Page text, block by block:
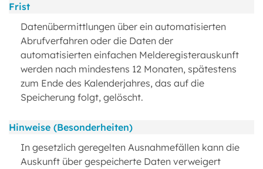
Frist
Datenübermittlungen über ein automatisierten
Abrufverfahren oder die Daten der
automatisierten einfachen Melderegisterauskunft
werden nach mindestens 12 Monaten, spätestens
zum Ende des Kalenderjahres, das auf die
Speicherung folgt, gelöscht.
Hinweise (Besonderheiten)
In gesetzlich geregelten Ausnahmefällen kann die
Auskunft über gespeicherte Daten verweigert